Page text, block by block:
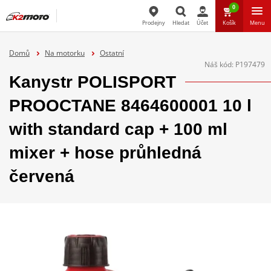
Prodejny Hledat Účet
0
Košík Menu
Domů Na motorku
Ostatní
Náš kód: P197479
Kanystr POLISPORT
PROOCTANE 8464600001 10 l
with standard cap + 100 ml
mixer + hose průhledná
červená